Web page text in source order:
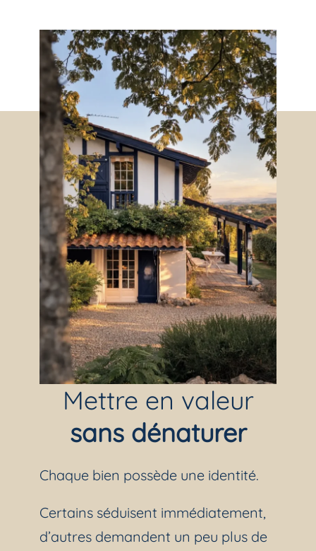
Mettre en valeur
sans dénaturer
Chaque bien possède une identité.
Certains séduisent immédiatement,
d’autres demandent un peu plus de